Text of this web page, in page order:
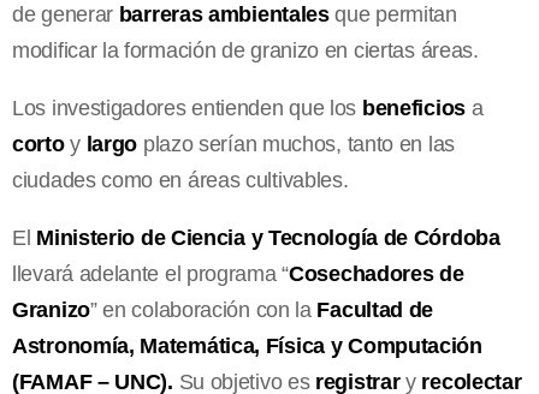
de generar barreras ambientalesque permitan
modificar la formación de granizo en ciertas áreas.
Los investigadores entienden que los beneficiosa
cortoy largo plazo serían muchos, tanto en las
ciudades como en áreas cultivables.
El Ministerio de Ciencia y Tecnología de Córdoba
llevará adelante el programa “Cosechadores de
Granizo” en colaboración con la Facultad de
Astronomía, Matemática, Física y Computación
(FAMAF – UNC). Su objetivo es registrary recolectar